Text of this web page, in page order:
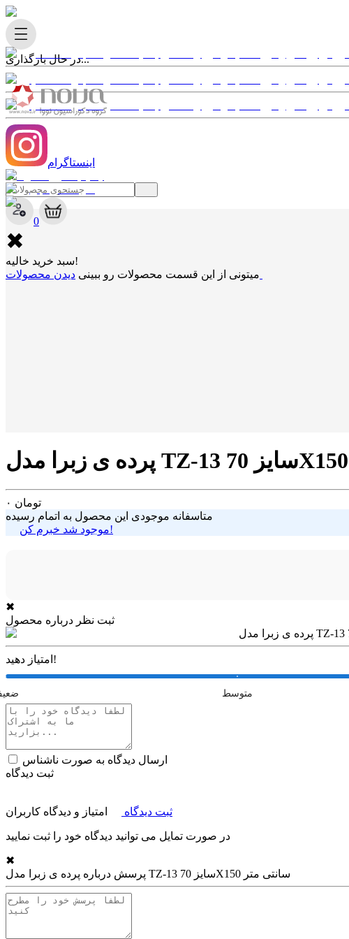
در حال بارگذاری...
✖
0
✖
سبد خرید خالیه!
میتونی از این قسمت محصولات رو ببینی
اینستاگرام
۰ تومان
متاسفانه موجودی این محصول به اتمام رسیده
موجود شد خبرم کن!
✖
ثبت نظر درباره محصول
امتیاز دهید!
متوسط
ارسال دیدگاه به صورت ناشناس
ثبت دیدگاه
ثبت دیدگاه امتیاز و دیدگاه کاربران
در صورت تمایل می توانید دیدگاه خود را ثبت نمایید
✖
پرسش درباره
پرده ی زبرا مدل TZ-13 سایز 70X150 سانتی متر